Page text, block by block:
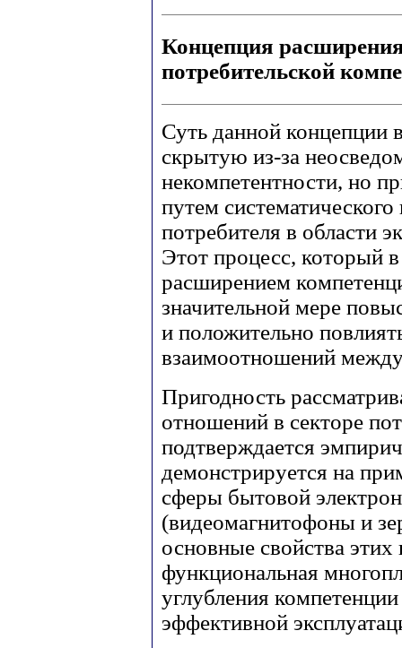
Концепция
потребительской
Суть данной концепции
скрытую из-за
некомпетентности, но
путем
потребителя в области
Этот процесс, который
расширением
значительной мере
и положительно
взаимоотношений
Пригодность
отношений в секторе
подтверждается
демонстрируется на
сферы бытовой
(видеомагнитофоны и
основные свойства
функциональная
углубления
эффективной